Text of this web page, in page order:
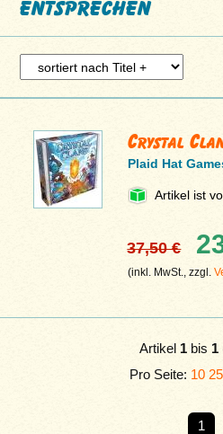
entsprechen
Crystal
Plaid Hat
Artikel ist
37,50 €
(inkl. MwSt., zzgl.
Artikel 1 bis 1
Pro Seite: 10 25
1